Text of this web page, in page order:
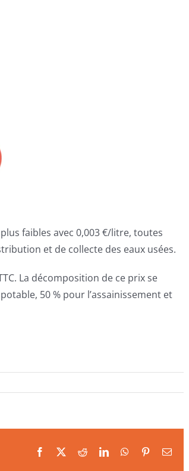
faibles avec 0,003 €/litre, toutes
et de collecte des eaux usées.
La décomposition de ce prix se
50 % pour l’assainissement et
Facebook RedditLinkedInWhatsApp
PinterestEmail